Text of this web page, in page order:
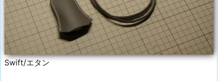
Swift/エタン